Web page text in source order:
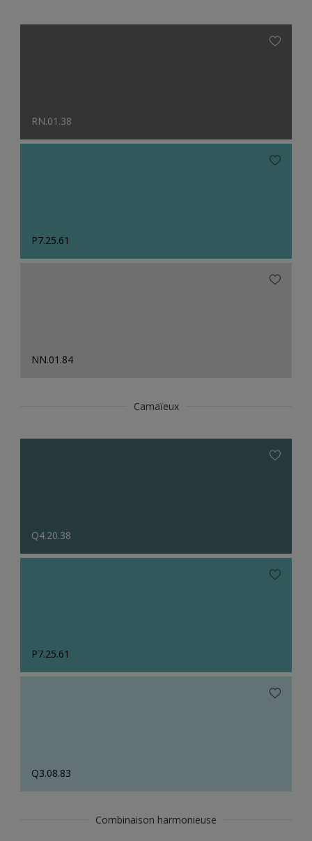
RN.01.38
P7.25.61
NN.01.84
Camaïeux
Q4.20.38
P7.25.61
Q3.08.83
Combinaison harmonieuse